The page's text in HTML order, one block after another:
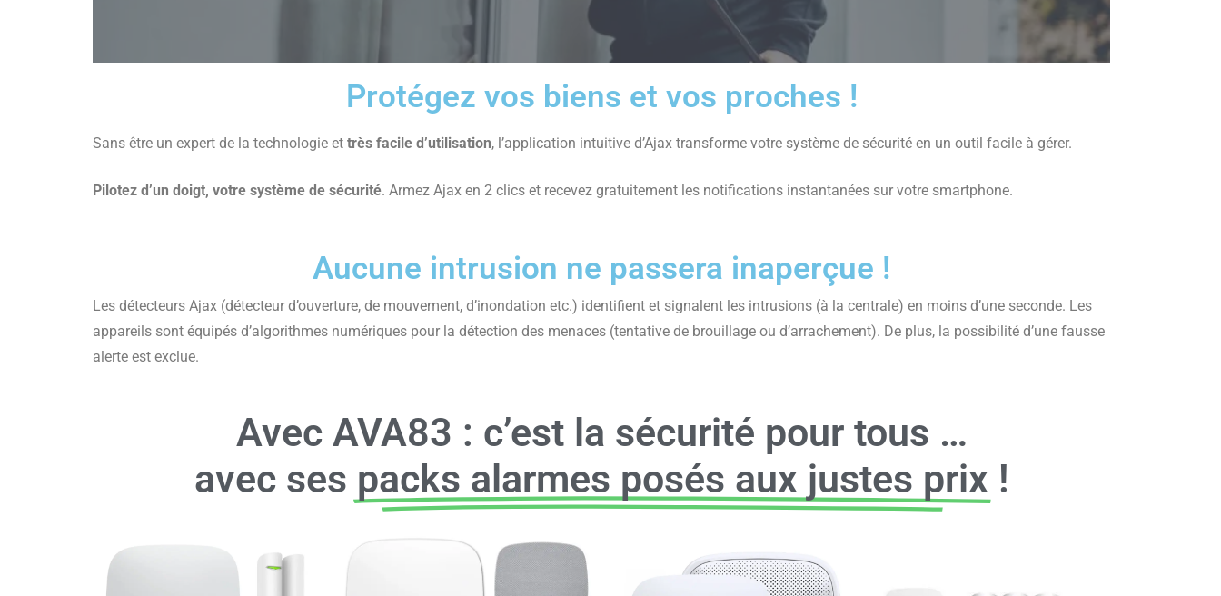
Protégez vos biens et vos proches !
Sans être un expert de la technologie et très facile d’utilisation, l’application intuitive d’Ajax transforme votre système de sécurité en un outil facile à gérer.
Pilotez d’un doigt, votre système de sécurité. Armez Ajax en 2 clics et recevez gratuitement les notifications instantanées sur votre smartphone.
Aucune intrusion ne passera inaperçue !
Les détecteurs Ajax (détecteur d’ouverture, de mouvement, d’inondation etc.) identifient et signalent les intrusions (à la centrale) en moins d’une seconde. Les
appareils sont équipés d’algorithmes numériques pour la détection des menaces (tentative de brouillage ou d’arrachement). De plus, la possibilité d’une fausse
alerte est exclue.
Avec AVA83 : c’est la sécurité pour tous …
avec ses packs alarmes posés aux justes prix !